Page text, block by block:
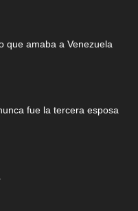
que amaba a Venezuela
fue la tercera esposa